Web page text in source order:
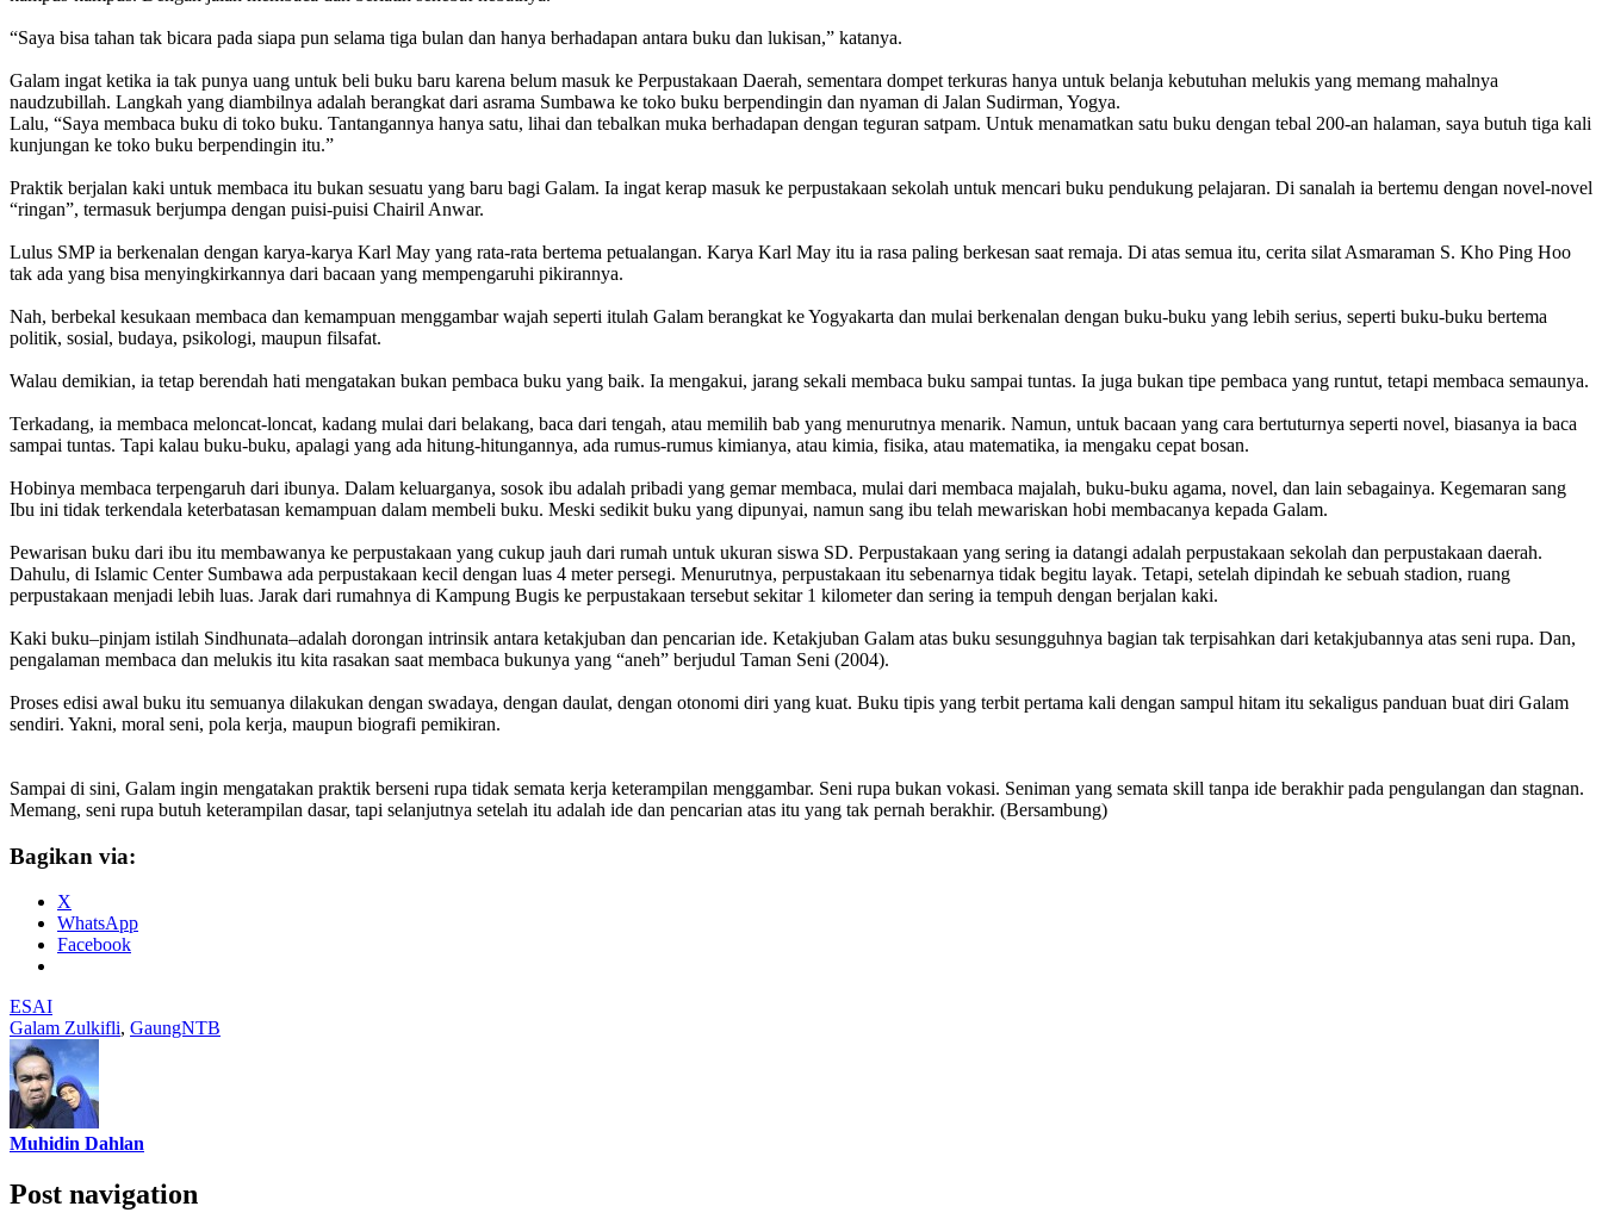
“Saya bisa tahan tak bicara pada siapa pun selama tiga bulan dan hanya berhadapan antara buku dan lukisan,” katanya.
Galam ingat ketika ia tak punya uang untuk beli buku baru karena belum masuk ke Perpustakaan Daerah, sementara dompet terkuras hanya untuk belanja kebutuhan melukis yang memang mahalnya
naudzubillah. Langkah yang diambilnya adalah berangkat dari asrama Sumbawa ke toko buku berpendingin dan nyaman di Jalan Sudirman, Yogya.
Lalu, “Saya membaca buku di toko buku. Tantangannya hanya satu, lihai dan tebalkan muka berhadapan dengan teguran satpam. Untuk menamatkan satu buku dengan tebal 200-an halaman, saya butuh tiga kali
kunjungan ke toko buku berpendingin itu.”
Praktik berjalan kaki untuk membaca itu bukan sesuatu yang baru bagi Galam. Ia ingat kerap masuk ke perpustakaan sekolah untuk mencari buku pendukung pelajaran. Di sanalah ia bertemu dengan novel-novel
“ringan”, termasuk berjumpa dengan puisi-puisi Chairil Anwar.
Lulus SMP ia berkenalan dengan karya-karya Karl May yang rata-rata bertema petualangan. Karya Karl May itu ia rasa paling berkesan saat remaja. Di atas semua itu, cerita silat Asmaraman S. Kho Ping Hoo
tak ada yang bisa menyingkirkannya dari bacaan yang mempengaruhi pikirannya.
Nah, berbekal kesukaan membaca dan kemampuan menggambar wajah seperti itulah Galam berangkat ke Yogyakarta dan mulai berkenalan dengan buku-buku yang lebih serius, seperti buku-buku bertema
politik, sosial, budaya, psikologi, maupun filsafat.
Walau demikian, ia tetap berendah hati mengatakan bukan pembaca buku yang baik. Ia mengakui, jarang sekali membaca buku sampai tuntas. Ia juga bukan tipe pembaca yang runtut, tetapi membaca semaunya.
Terkadang, ia membaca meloncat-loncat, kadang mulai dari belakang, baca dari tengah, atau memilih bab yang menurutnya menarik. Namun, untuk bacaan yang cara bertuturnya seperti novel, biasanya ia baca
sampai tuntas. Tapi kalau buku-buku, apalagi yang ada hitung-hitungannya, ada rumus-rumus kimianya, atau kimia, fisika, atau matematika, ia mengaku cepat bosan.
Hobinya membaca terpengaruh dari ibunya. Dalam keluarganya, sosok ibu adalah pribadi yang gemar membaca, mulai dari membaca majalah, buku-buku agama, novel, dan lain sebagainya. Kegemaran sang
Ibu ini tidak terkendala keterbatasan kemampuan dalam membeli buku. Meski sedikit buku yang dipunyai, namun sang ibu telah mewariskan hobi membacanya kepada Galam.
Pewarisan buku dari ibu itu membawanya ke perpustakaan yang cukup jauh dari rumah untuk ukuran siswa SD. Perpustakaan yang sering ia datangi adalah perpustakaan sekolah dan perpustakaan daerah.
Dahulu, di Islamic Center Sumbawa ada perpustakaan kecil dengan luas 4 meter persegi. Menurutnya, perpustakaan itu sebenarnya tidak begitu layak. Tetapi, setelah dipindah ke sebuah stadion, ruang
perpustakaan menjadi lebih luas. Jarak dari rumahnya di Kampung Bugis ke perpustakaan tersebut sekitar 1 kilometer dan sering ia tempuh dengan berjalan kaki.
Kaki buku–pinjam istilah Sindhunata–adalah dorongan intrinsik antara ketakjuban dan pencarian ide. Ketakjuban Galam atas buku sesungguhnya bagian tak terpisahkan dari ketakjubannya atas seni rupa. Dan,
pengalaman membaca dan melukis itu kita rasakan saat membaca bukunya yang “aneh” berjudul Taman Seni (2004).
Proses edisi awal buku itu semuanya dilakukan dengan swadaya, dengan daulat, dengan otonomi diri yang kuat. Buku tipis yang terbit pertama kali dengan sampul hitam itu sekaligus panduan buat diri Galam
sendiri. Yakni, moral seni, pola kerja, maupun biografi pemikiran.
Sampai di sini, Galam ingin mengatakan praktik berseni rupa tidak semata kerja keterampilan menggambar. Seni rupa bukan vokasi. Seniman yang semata skill tanpa ide berakhir pada pengulangan dan stagnan.
Memang, seni rupa butuh keterampilan dasar, tapi selanjutnya setelah itu adalah ide dan pencarian atas itu yang tak pernah berakhir. (Bersambung)
Bagikan via:
X
WhatsApp
Facebook
ESAI
Galam Zulkifli, GaungNTB
Muhidin Dahlan
Post navigation